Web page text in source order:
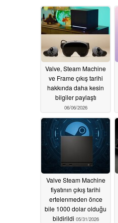
Valve, Steam Machine
ve Frame çıkış tarihi
hakkında daha kesin
bilgiler paylaştı
06/06/2026
Valve Steam Machine
fiyatının çıkış tarihi
ertelenmeden önce
bile 1000 dolar olduğu
bildirildi 05/31/2026